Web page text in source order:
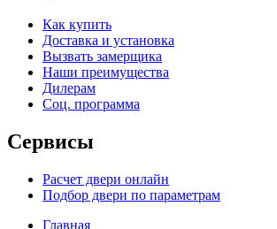
Как купить
Доставка и установка
Вызвать замерщика
Наши преимущества
Дилерам
Соц. программа
Сервисы
Расчет двери онлайн
Подбор двери по параметрам
Главная